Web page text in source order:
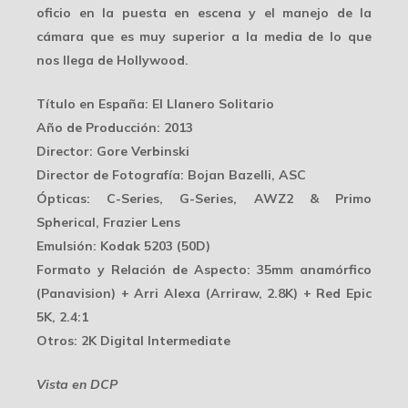
oficio en la puesta en escena y el manejo de la
cámara que es muy superior a la media de lo que
nos llega de Hollywood.
Título en España: El Llanero Solitario
Año de Producción: 2013
Director: Gore Verbinski
Director de Fotografía: Bojan Bazelli, ASC
Ópticas: C-Series, G-Series, AWZ2 & Primo
Spherical, Frazier Lens
Emulsión: Kodak 5203 (50D)
Formato y Relación de Aspecto: 35mm anamórfico
(Panavision) + Arri Alexa (Arriraw, 2.8K) + Red Epic
5K, 2.4:1
Otros: 2K Digital Intermediate
Vista en DCP